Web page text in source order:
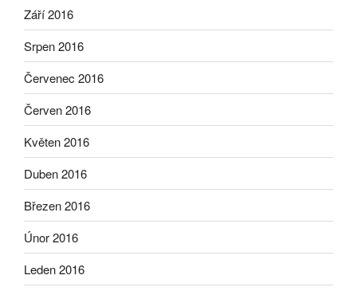
Září 2016
Srpen 2016
Červenec 2016
Červen 2016
Květen 2016
Duben 2016
Březen 2016
Únor 2016
Leden 2016